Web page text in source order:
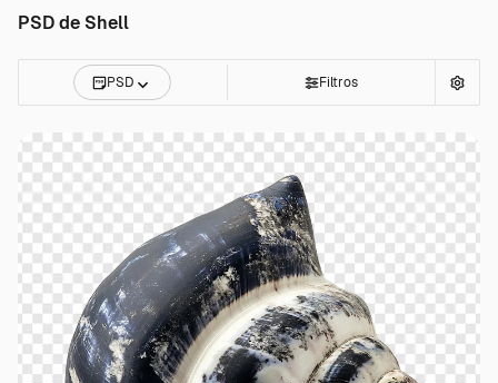
PSD de Shell
PSD Filtros